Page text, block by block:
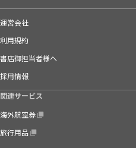
運営会社
利用規約
書店御担当者様へ
採用情報
関連サービス
海外航空券
旅行用品